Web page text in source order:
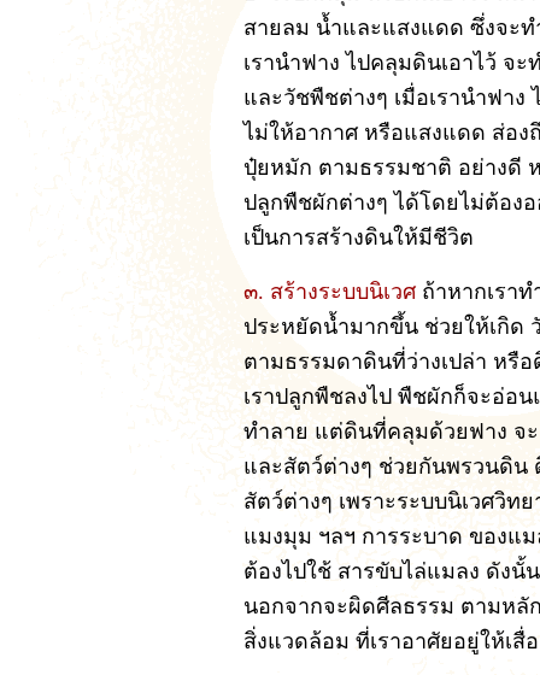
สายลม น้ำและแสงแดด ซึ่งจะ
เรานำฟาง ไปคลุมดินเอาไว้
และวัชพืชต่างๆ เมื่อเรานำฟา
ไม่ให้อากาศ หรือแสงแดด ส่อ
ปุ๋ยหมัก ตามธรรมชาติ อย่างดี
ปลูกพืชผักต่างๆ ได้โดยไม่ต้อง
เป็นการสร้างดินให้มีชีวิต
๓. สร้างระบบนิเวศถ้าหากเราท
ประหยัดน้ำมากขึ้น ช่วยให้เกิด
ตามธรรมดาดินที่ว่างเปล่า หรื
เราปลูกพืชลงไป พืชผักก็จะอ่อ
ทำลาย แต่ดินที่คลุมด้วยฟาง จ
และสัตว์ต่างๆ ช่วยกันพรวนดิน
สัตว์ต่างๆ เพราะระบบนิเวศวิ
แมงมุม ฯลฯ การระบาด ของแ
ต้องไปใช้ สารขับไล่แมลง ดังนั้
นอกจากจะผิดศีลธรรม ตามหลั
สิ่งแวดล้อม ที่เราอาศัยอยู่ให้เสื่